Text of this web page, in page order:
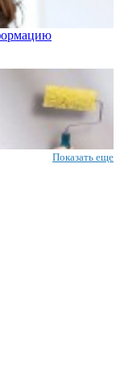
Показать еще